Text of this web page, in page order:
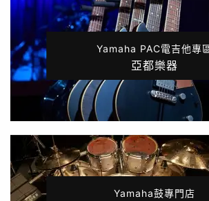
Yamaha PAC電吉他專
亞都樂器
Yamaha鼓專門店